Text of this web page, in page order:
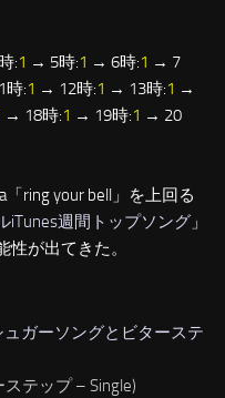
:1 → 5時:1 → 6時:1 → 7
時:1 → 12時:1 → 13時:1 →
→ 18時:1 → 19時:1 → 20
ring your bell」を上回る
iTunes週間トップソング 」
が出てきた。
ュガーソングとビターステ
テップ – Single)